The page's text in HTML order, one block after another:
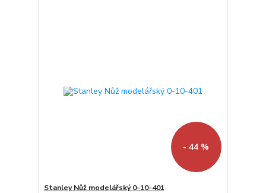
- 44 %
Stanley Nůž modelářský 0-10-401